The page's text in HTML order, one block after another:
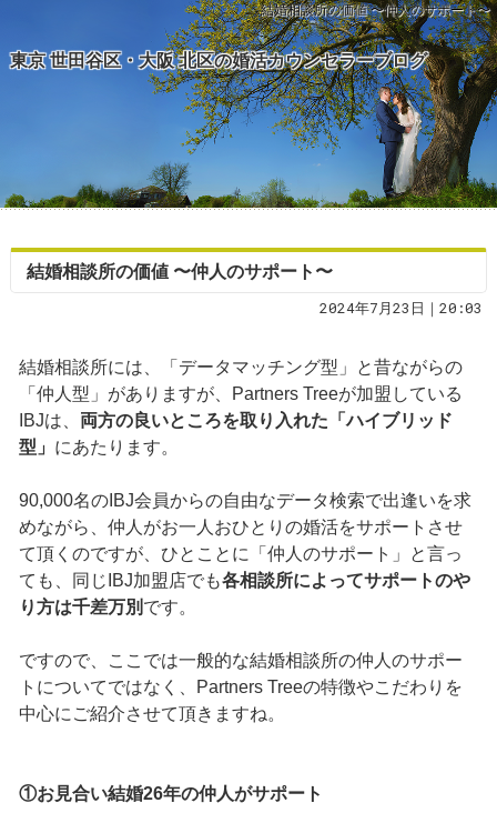
結婚相談所の価値 〜仲人のサポート〜
東京 世田谷区・大阪 北区の婚活カウンセラーブログ
結婚相談所の価値 〜仲人のサポート〜
2024年7月23日｜20:03
結婚相談所には、「データマッチング型」と昔ながらの
「仲人型」がありますが、Partners Treeが加盟している
IBJは、 両方の良いところを取り入れた「ハイブリッド
型」 にあたります。
90,000名のIBJ会員からの自由なデータ検索で出逢いを求
めながら、仲人がお一人おひとりの婚活をサポートさせ
て頂くのですが、ひとことに「仲人のサポート」と言っ
ても、同じIBJ加盟店でも各相談所によってサポートのや
り方は千差万別 です。
ですので、ここでは一般的な結婚相談所の仲人のサポー
トについてではなく、Partners Treeの特徴やこだわりを
中心にご紹介させて頂きますね。
①お見合い結婚26年の仲人がサポート